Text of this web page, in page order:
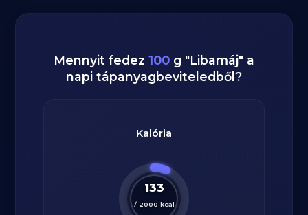
Mennyit fedez 100 g "Libamáj" a
napi tápanyagbeviteledből?
Kalória
133
/ 2000 kcal